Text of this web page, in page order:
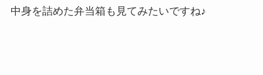
中身を詰めた弁当箱も見てみたいですね♪